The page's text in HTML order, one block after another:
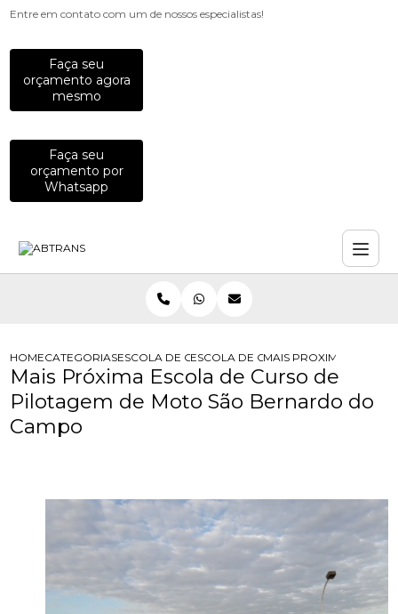
Entre em contato com um de nossos especialistas!
Faça seu
orçamento agora
mesmo
Faça seu
orçamento por
Whatsapp
HOMECATEGORIASESCOLA DE CURSOS DE PILOTAGEM
ESCOLA DE CURSO DE PILOTAGEM
MAIS PROXIMA
Mais Próxima Escola de Curso de
Pilotagem de Moto São Bernardo do
Campo